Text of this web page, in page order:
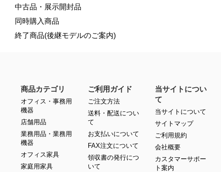
中古品・展示開封品
同時購入商品
終了商品(後継モデルのご案内)
商品カテゴリ
オフィス・事務用
機器
店舗用品
業務用品・業務用
機器
オフィス家具
家庭用家具
ご利用ガイド
ご注文方法
送料・配送につい
て
お支払いについて
FAX注文について
領収書の発行につ
いて
当サイトについ
て
当サイトについて
サイトマップ
ご利用規約
会社概要
カスタマーサポー
ト案内